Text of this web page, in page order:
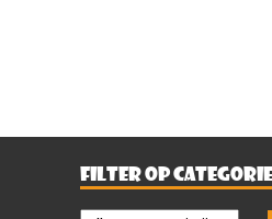
FILTER OP CATEGORIE